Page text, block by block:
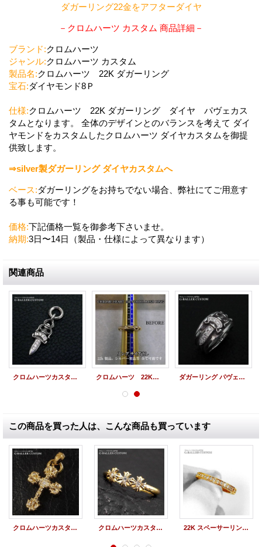
ダガーリング22金をアフターダイヤ
－クロムハーツ カスタム 商品詳細－
ブランド:クロムハーツ
ジャンル:クロムハーツ カスタム
製品名:クロムハーツ 22K ダガーリング
宝石:ダイヤモンド8Ｐ
仕様:クロムハーツ 22K ダガーリング ダイヤ パヴェカス
タムとなります。 全体のデザインとのバランスを考えて ダイ
ヤモンドをカスタムしたクロムハーツ ダイヤカスタムを御提
供致します。
⇒silver製ダガーリング ダイヤカスタムへ
ベース:ダガーリングをお持ちでない場合、弊社にてご用意す
る事も可能です！
価格:下記価格一覧を御参考下さいませ。
納期:3日〜14日（製品・仕様によって異なります）
関連商品
クロムハーツカスタム ダガーチャーム ダイヤ 仕上げ加工 クロムハーツ 22K リング サイズ直し/スクロールバンドリング ダガーリング パヴェダイヤ クロムハーツカスタム
この商品を買った人は、こんな商品も買っています
クロムハーツカスタム フィリグリークロス 22Kメッキ ダイヤ クロムハーツカスタム 22K バブルガムリング スリーCHプラス ダイヤ CHROME HEARTSカスタム 22K スペーサーリング 3mm エタニティ ダイヤカスタム クロムハーツカスタム